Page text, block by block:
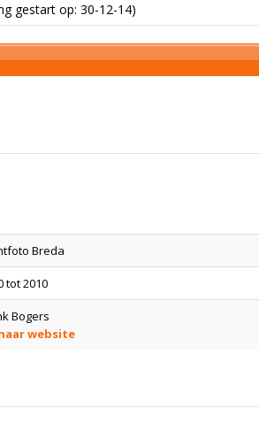
gestart op: 30-12-14)
Breda
tot 2010
Bogers
website